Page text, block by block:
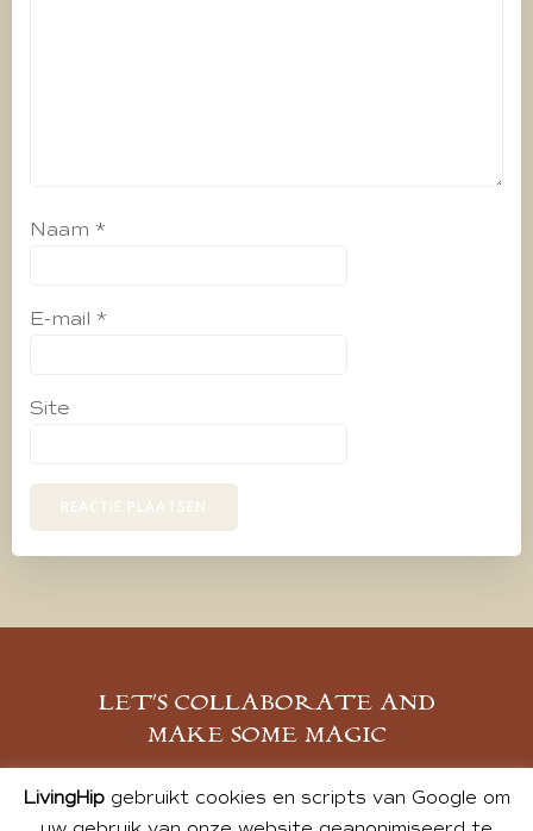
Naam *
E-mail *
Site
LET’S COLLABORATE AND
MAKE SOME MAGIC
MELD JE AAN
LivingHipgebruikt cookies en scripts van Google om